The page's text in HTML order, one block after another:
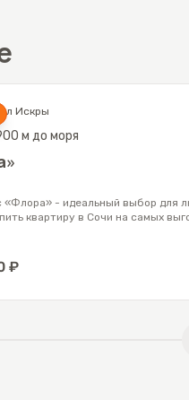
убережет Вас от
с возможностью
дома использовали
сейсмоактивность
установлен
Есть возможность
46 маршрутка. Вся
В цокольном этаже
Также район
ул Искры
м до моря
«Флора» - идеальный выбор для
квартиру в Сочи на самых
₽